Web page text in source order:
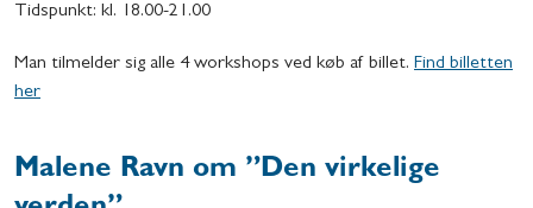
Tidspunkt: kl. 18.00-21.00
Man tilmelder sig alle 4 workshops ved køb af billet. Find billetten
her
Malene Ravn om ”Den virkelige